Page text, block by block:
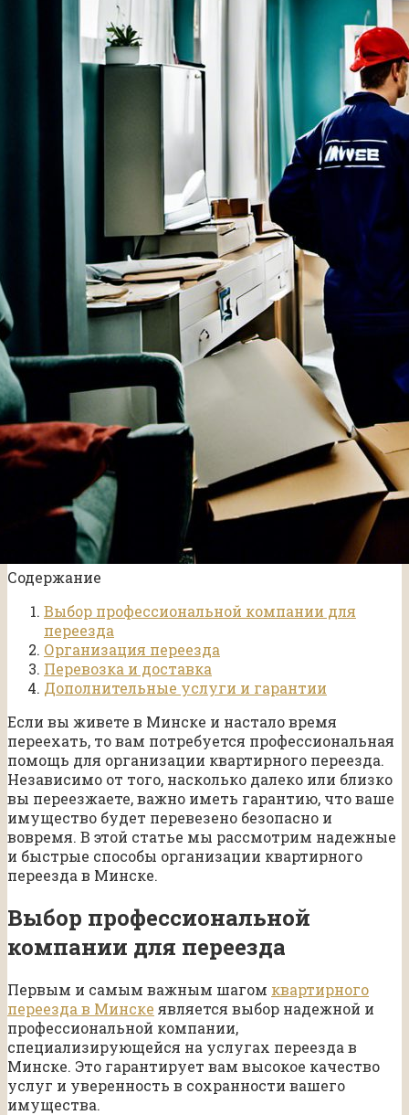
Содержание
Выбор профессиональной компании для
переезда
Организация переезда
Перевозка и доставка
Дополнительные услуги и гарантии
Если вы живете в Минске и настало время
переехать, то вам потребуется профессиональная
помощь для организации квартирного переезда.
Независимо от того, насколько далеко или близко
вы переезжаете, важно иметь гарантию, что ваше
имущество будет перевезено безопасно и
вовремя. В этой статье мы рассмотрим надежные
и быстрые способы организации квартирного
переезда в Минске.
Выбор профессиональной
компании для переезда
Первым и самым важным шагом квартирного
переезда в Минске является выбор надежной и
профессиональной компании,
специализирующейся на услугах переезда в
Минске. Это гарантирует вам высокое качество
услуг и уверенность в сохранности вашего
имущества.